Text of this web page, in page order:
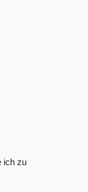
ich zu